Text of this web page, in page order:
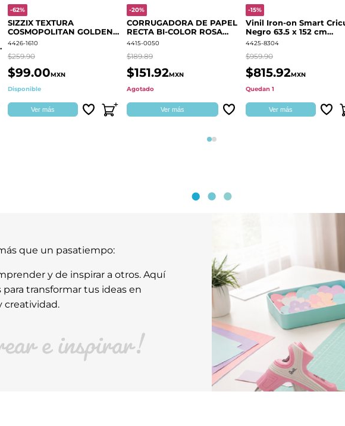
-62%
SIZZIX TEXTURA
COSMOPOLITAN GOLDEN
RINGS S.PARK 666700
4426-1610
$259.90
$99.00MXN
Disponible
Ver más
-20%
CORRUGADORA DE PAPEL
RECTA BI-COLOR ROSA
QUELLI
4415-0050
$189.89
$151.92MXN
Agotado
Ver más
-15%
Vinil Iron-on Smart
Negro 63.5 x 152 cm
2008991
4425-8304
$959.90
$815.92MXN
Quedan 1
Ver más
Página 1
Página 2
que un pasatiempo:
y de inspirar a otros. Aquí
transformar tus ideas en
creatividad.